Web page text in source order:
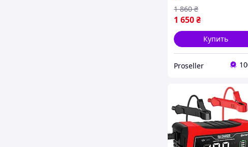
1 650₴
1 860 ₴
Купить
Proseller